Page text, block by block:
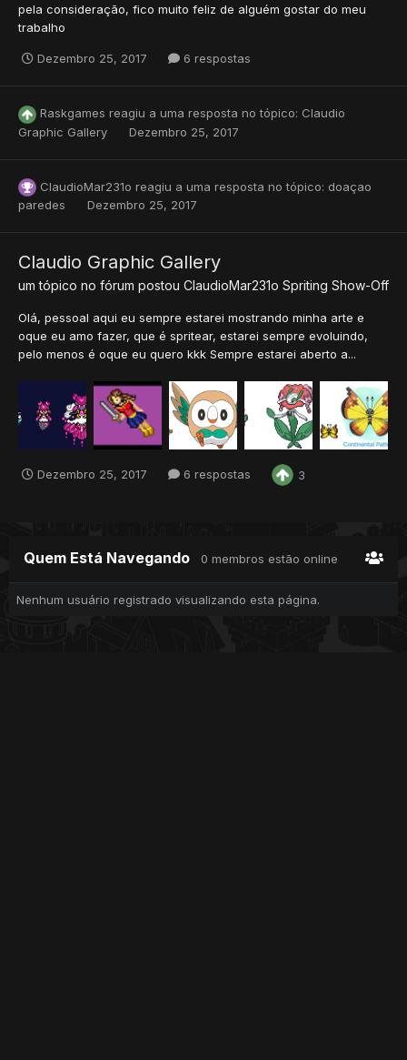
pela consideração, fico muito feliz de alguém gostar do meu
trabalho
Dezembro 25, 2017 6 respostas
Raskgames reagiu a uma resposta no tópico: Claudio
Graphic Gallery
Dezembro 25, 2017
ClaudioMar231o reagiu a uma resposta no tópico: doaçao
paredes
Dezembro 25, 2017
Claudio Graphic Gallery
um tópico no fórum postou ClaudioMar231o Spriting Show-Off
Olá, pessoal aqui eu sempre estarei mostrando minha arte e
oque eu amo fazer, que é spritear, estarei sempre evoluindo,
pelo menos é oque eu quero kkk Sempre estarei aberto a...
Dezembro 25, 2017 6 respostas 3
Quem Está Navegando 0 membros estão online
Nenhum usuário registrado visualizando esta página.